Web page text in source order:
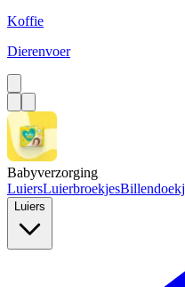
Koffie
Dierenvoer
Babyverzorging
LuiersLuierbroekjes
Luiers